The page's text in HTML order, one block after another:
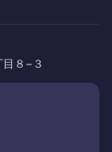
８−３